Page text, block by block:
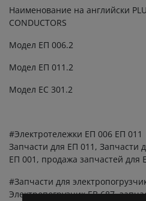
Наименование на английски
CONDUCTORS
Модел ЕП 006.2
Модел ЕП 011.2
Модел ЕС 301.2
#Электротележки ЕП 006 ЕП 011
Запчасти для ЕП 011, Запчасти
ЕП 001, продажа запчастей для
#Запчасти для
Электропогрузчик EВ 687,